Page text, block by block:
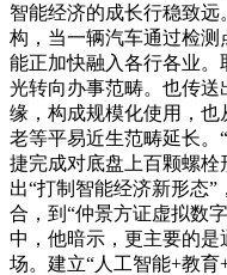
智能经济的成长行稳致
构，当一辆汽车通过检
能正加快融入各行各业。
光转向办事范畴。也传
缘，构成规模化使用，
老等平易近生范畴延长。
捷完成对底盘上百颗螺
出“打制智能经济新形态
合，到“仲景方证虚拟数
中，他暗示，更主要的
场。建立“人工智能+教